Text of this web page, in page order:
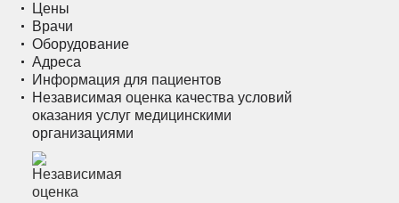
Цены
Врачи
Оборудование
Адреса
Информация для пациентов
Независимая оценка качества условий
оказания услуг медицинскими
организациями